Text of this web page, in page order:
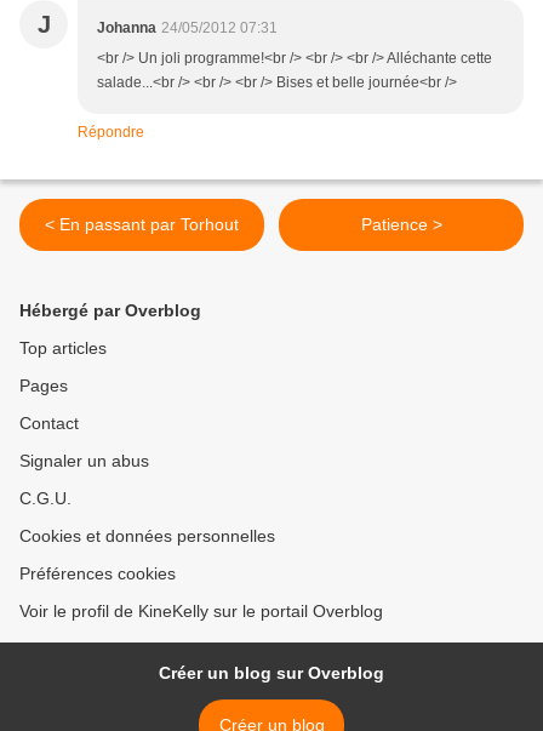
J Johanna 24/05/2012 07:31
<br /> Un joli programme!<br /> <br /> <br /> Alléchante cette
salade...<br /> <br /> <br /> Bises et belle journée<br />
Répondre
< En passant par Torhout Patience >
Hébergé par Overblog
Top articles
Pages
Contact
Signaler un abus
C.G.U.
Cookies et données personnelles
Préférences cookies
Voir le profil de KineKelly sur le portail Overblog
Créer un blog sur Overblog
Créer un blog